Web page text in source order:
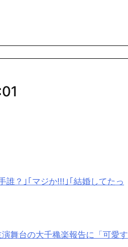
誰？｣｢マジか!!!｣｢結婚してたっ
舞台の大千穐楽報告に「可愛す